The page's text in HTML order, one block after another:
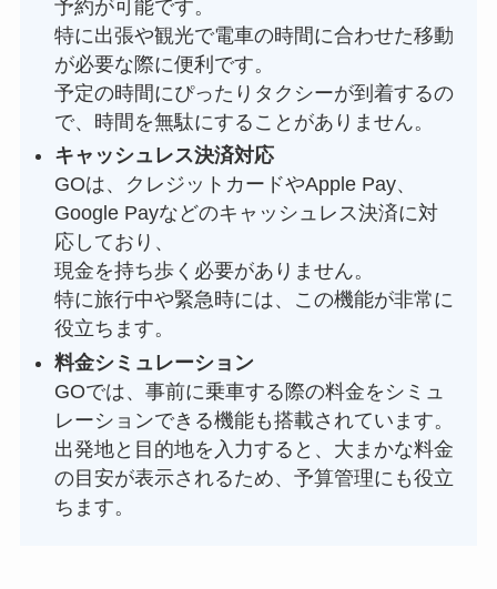
予約が可能です。
特に出張や観光で電車の時間に合わせた移動
が必要な際に便利です。
予定の時間にぴったりタクシーが到着するの
で、時間を無駄にすることがありません。
キャッシュレス決済対応
GOは、クレジットカードやApple Pay、
Google Payなどのキャッシュレス決済に対
応しており、
現金を持ち歩く必要がありません。
特に旅行中や緊急時には、この機能が非常に
役立ちます。
料金シミュレーション
GOでは、事前に乗車する際の料金をシミュ
レーションできる機能も搭載されています。
出発地と目的地を入力すると、大まかな料金
の目安が表示されるため、予算管理にも役立
ちます。